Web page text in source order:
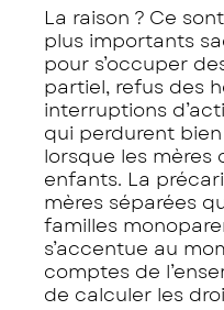
La raison ? Ce
plus importants
pour s’occuper
partiel, refus des
interruptions
qui perdurent
lorsque les mères
enfants. La
mères séparées
familles
s’accentue au
comptes de
de calculer les